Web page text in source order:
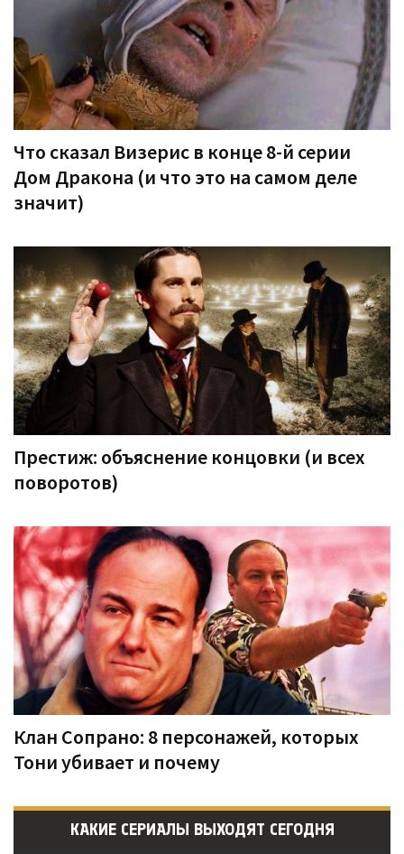
Что сказал Визерис в конце 8-й серии
Дом Дракона (и что это на самом деле
значит)
Престиж: объяснение концовки (и всех
поворотов)
Клан Сопрано: 8 персонажей, которых
Тони убивает и почему
КАКИЕ СЕРИАЛЫ ВЫХОДЯТ СЕГОДНЯ